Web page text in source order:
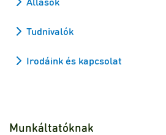
Tudnivalók
Irodáink és kapcsolat
Munkáltatóknak